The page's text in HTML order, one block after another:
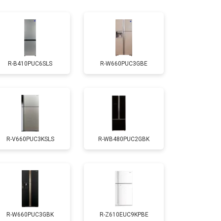
1700 ₽ Заказать
2550 ₽ Заказать
1700 ₽ Заказать
4750 ₽ Заказать
3650 ₽
2550 ₽
R-B410PUC6SLS R-W660PUC3GBE
R-V660PUC3KSLS R-WB480PUC2GBK
R-W660PUC3GBK R-Z610EUC9KPBE